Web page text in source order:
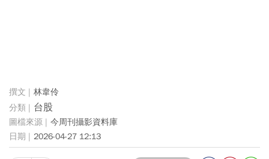
林韋伶
台股
今周刊攝影資料庫
2026-04-27 12:13